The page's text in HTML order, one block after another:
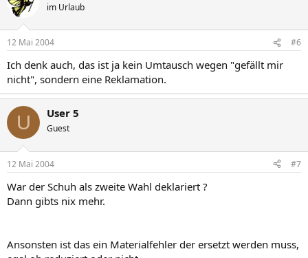
im Urlaub
12 Mai 2004 #6
Ich denk auch, das ist ja kein Umtausch wegen "gefällt mir
nicht", sondern eine Reklamation.
U User 5
Guest
12 Mai 2004 #7
War der Schuh als zweite Wahl deklariert ?
Dann gibts nix mehr.
Ansonsten ist das ein Materialfehler der ersetzt werden muss,